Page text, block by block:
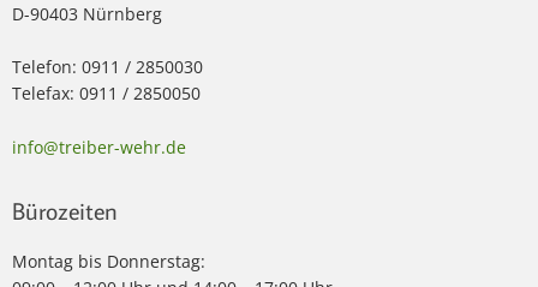
D-90403 Nürnberg
Telefon: 0911 / 2850030
Telefax: 0911 / 2850050
info@treiber-wehr.de
Bürozeiten
Montag bis Donnerstag: